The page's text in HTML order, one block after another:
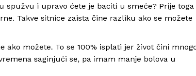
spužvu i upravo ćete je baciti u smeće? Prije toga
Takve sitnice zaista čine razliku ako se možete
ako možete. To se 100% isplati jer život čini
saginjući se, pa imam manje bolova u